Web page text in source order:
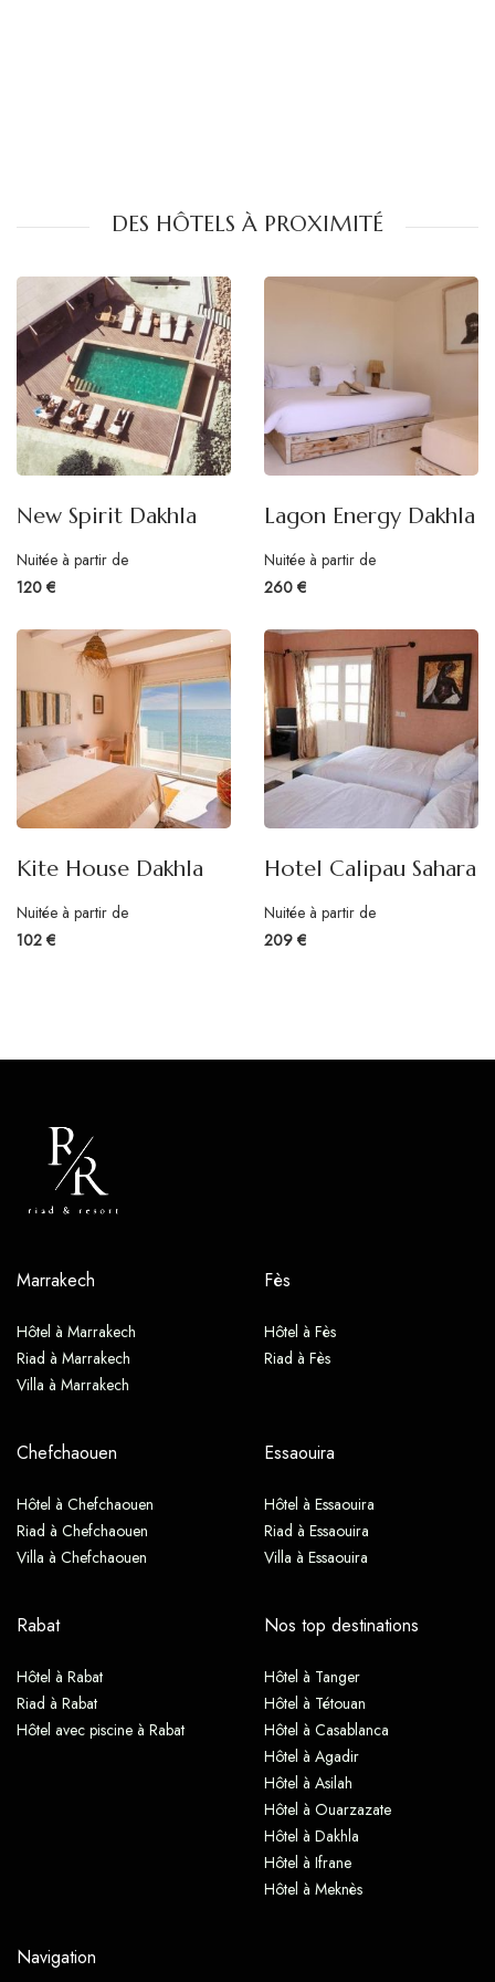
DES HÔTELS À PROXIMITÉ
New Spirit Dakhla
Nuitée à partir de
120 €
Lagon Energy Dakhla
Nuitée à partir de
260 €
Kite House Dakhla
Nuitée à partir de
102 €
Hotel Calipau Sahara
Nuitée à partir de
209 €
Marrakech
Hôtel à Marrakech
Riad à Marrakech
Villa à Marrakech
Fès
Hôtel à Fès
Riad à Fès
Chefchaouen
Hôtel à Chefchaouen
Riad à Chefchaouen
Villa à Chefchaouen
Essaouira
Hôtel à Essaouira
Riad à Essaouira
Villa à Essaouira
Rabat
Hôtel à Rabat
Riad à Rabat
Hôtel avec piscine à Rabat
Nos top destinations
Hôtel à Tanger
Hôtel à Tétouan
Hôtel à Casablanca
Hôtel à Agadir
Hôtel à Asilah
Hôtel à Ouarzazate
Hôtel à Dakhla
Hôtel à Ifrane
Hôtel à Meknès
Navigation